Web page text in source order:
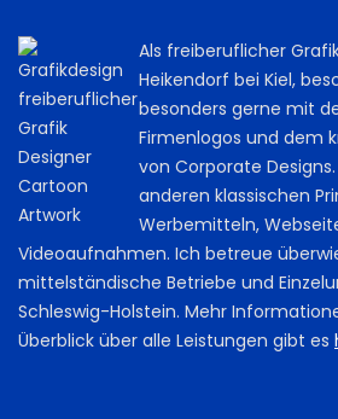
Als freiberuflicher
Heikendorf bei Kiel,
besonders gerne mit
Firmenlogos und dem
von Corporate
anderen klassischen
Werbemitteln,
Videoaufnahmen. Ich betreue
mittelständische Betriebe und
Schleswig-Holstein. Mehr
Überblick über alle Leistungen gibt es